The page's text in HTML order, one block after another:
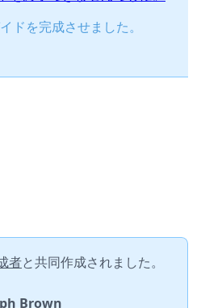
ドを完成させました。
者と共同作成されました。
Brown